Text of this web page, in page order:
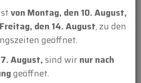
von Montag, den 10. August,
den 14. August, zu den
geöffnet.
August,sind wir nur nach
geöffnet.